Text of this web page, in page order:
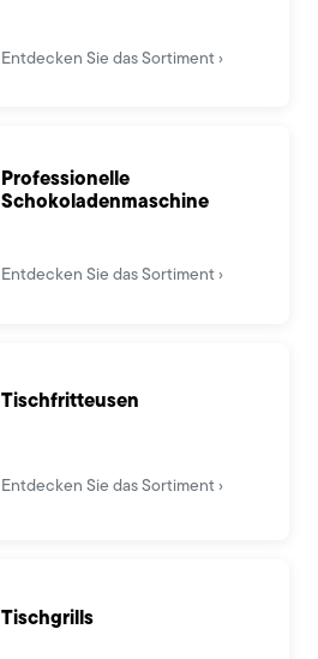
Entdecken Sie das Sortiment
Professionelle
Schokoladenmaschine
Entdecken Sie das Sortiment
Tischfritteusen
Entdecken Sie das Sortiment
Tischgrills